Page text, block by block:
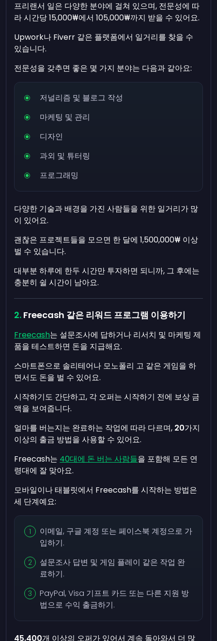
프리랜서 일은 다양한 분야에 걸쳐 있으며, 전문성에 따
라 시간당 15,000₩에서 105,000₩까지 받을 수 있어요.
Upwork나 Fiverr 같은 플랫폼에서 일거리를 찾을 수
있습니다.
전문성을 갖추면 좋은 몇 가지 분야는 다음과 같아요:
저널리즘 및 블로그 작성
마케팅 및 관리
디자인
과외 및 튜터링
프로그래밍
다양한 기술과 배경을 가진 사람들을 위한 일거리가 많
이 있어요.
괜찮은 프로젝트들을 모으면 한 달에 1,500,000₩ 이상
벌 수 있습니다.
대부분 하루에 한두 시간만 투자하면 되니까, 그 후에는
충분히 쉴 시간이 남아요.
Freecash 같은 리워드 프로그램 이용하기
Freecash는 설문조사에 답하거나 리서치 및 마케팅 제
품을 테스트하면 돈을 지급해요.
스마트폰으로 솔리테어나 모노폴리 고 같은 게임을 하
면서도 돈을 벌 수 있어요.
시작하기도 간단하고, 각 오퍼는 시작하기 전에 보상 금
액을 보여줍니다.
얼마를 버는지는 완료하는 작업에 따라 다르며, 20가지
이상의 출금 방법을 사용할 수 있어요.
Freecash는 40대에 돈 버는 사람들을 포함해 모든 연
령대에 잘 맞아요.
모바일이나 태블릿에서 Freecash를 시작하는 방법은
세 단계예요:
이메일, 구글 계정 또는 페이스북 계정으로 가
입하기.
설문조사 답변 및 게임 플레이 같은 작업 완
료하기.
PayPal, Visa 기프트 카드 또는 다른 지원 방
법으로 수익 출금하기.
45.400개 이상의 오퍼가 있어서 계속 돌아와서 더 많